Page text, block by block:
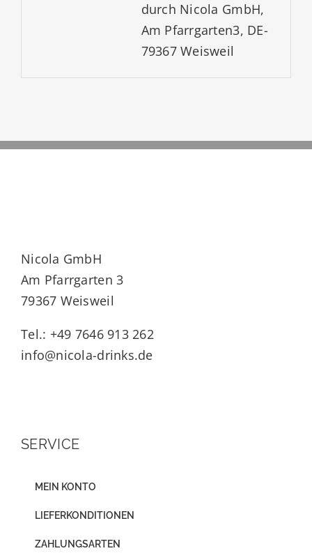
durch Nicola GmbH,
Am Pfarrgarten3, DE-
79367 Weisweil
Nicola GmbH
Am Pfarrgarten 3
79367 Weisweil
Tel.: +49 7646 913 262
info@nicola-drinks.de
SERVICE
MEIN KONTO
LIEFERKONDITIONEN
ZAHLUNGSARTEN